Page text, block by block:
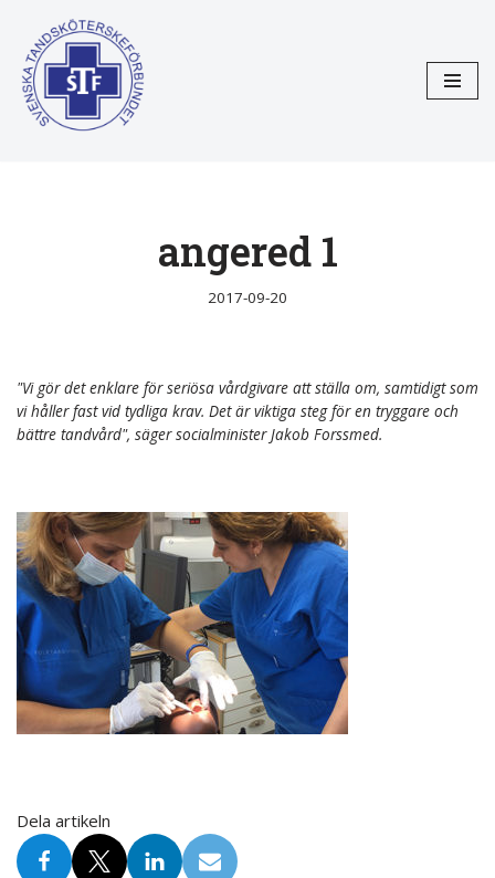
Hoppa
till
innehåll
angered 1
2017-09-20
"Vi gör det enklare för seriösa vårdgivare att ställa om, samtidigt som
vi håller fast vid tydliga krav. Det är viktiga steg för en tryggare och
bättre tandvård", säger socialminister Jakob Forssmed.
Dela artikeln